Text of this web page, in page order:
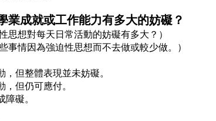
業成就或工作能力有多大的妨礙？
思想對每天日常活動的妨礙有多大？）
事情因為強迫性思想而不去做或較少做。）
但整體表現並未妨礙。
但仍可應付。
礙。